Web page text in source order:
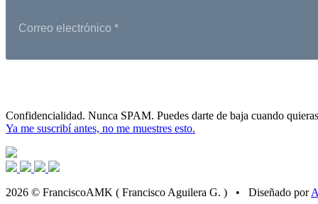
Confidencialidad. Nunca SPAM. Puedes darte de baja cuando
Ya me suscribí antes, no me muestres esto.
2026 © FranciscoAMK ( Francisco Aguilera G. ) • Diseñado por